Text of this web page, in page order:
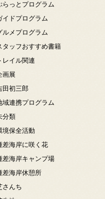
らっとプログラム
イドプログラム
ルメプログラム
タッフおすすめ書籍
レイル関連
画展
田初三郎
域連携プログラム
分類
境保全活動
差海岸に咲く花
差海岸キャンプ場
差海岸休憩所
さんち